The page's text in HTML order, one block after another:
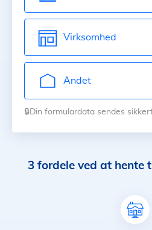
Virksomhed
Andet
🔒Din formulardata sendes
3 fordele ved at hente